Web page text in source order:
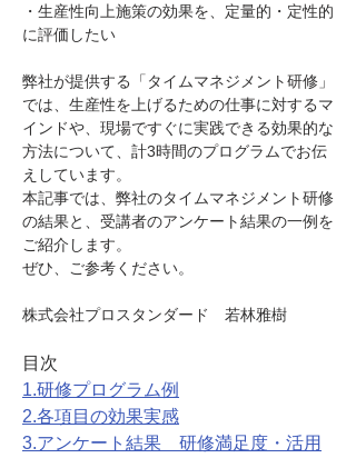
・生産性向上施策の効果を、定量的・定性的
に評価したい
弊社が提供する「タイムマネジメント研修」
では、生産性を上げるための仕事に対するマ
インドや、現場ですぐに実践できる効果的な
方法について、計3時間のプログラムでお伝
えしています。
本記事では、弊社のタイムマネジメント研修
の結果と、受講者のアンケート結果の一例を
ご紹介します。
ぜひ、ご参考ください。
株式会社プロスタンダード　若林雅樹
目次
1.研修プログラム例
2.各項目の効果実感
3.アンケート結果　研修満足度・活用